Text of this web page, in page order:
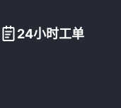
24小时工单